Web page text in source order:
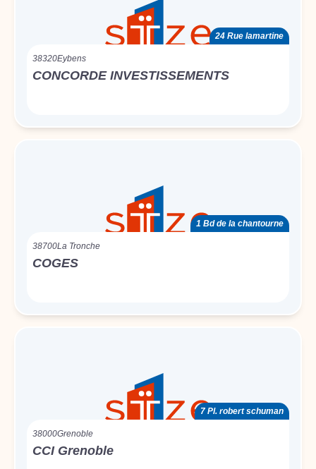
24 Rue lamartine
38320Eybens
CONCORDE INVESTISSEMENTS
1 Bd de la chantourne
38700La Tronche
COGES
7 Pl. robert schuman
38000Grenoble
CCI Grenoble